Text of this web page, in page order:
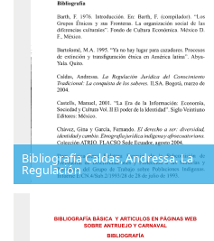
Bibliografía Caldas, Andressa. La
Regulación